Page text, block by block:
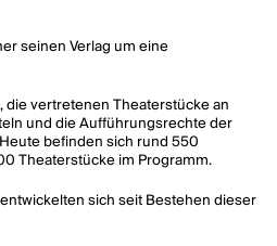
seinen Verlag um eine
die vertretenen Theaterstücke an
und die Aufführungsrechte der
befinden sich rund 550
Theaterstücke im Programm.
sich seit Bestehen dieser